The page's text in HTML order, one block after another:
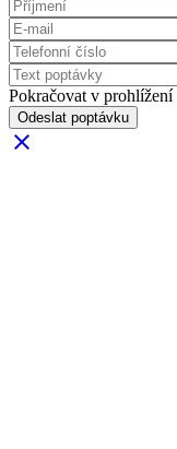
Pokračovat v prohlížení
Odeslat poptávku
clear